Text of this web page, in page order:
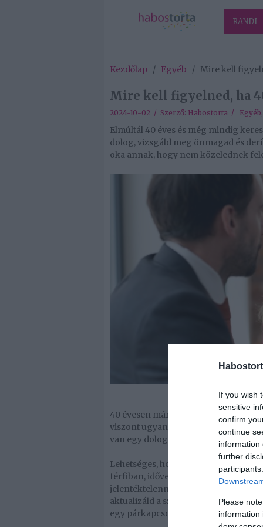
If you wish
sensitive
confirm
continue
information
further
Please
information
RANDI
Kezdőlap / Egyéb / Mire kell
Mire kell figyelned, ha
2024-10-02 / Szerző: Habostorta / Egyéb,
Elmúltál 40 éves és még mindig
dolog, vizsgáld meg önmagad és
oka annak, hogy nem közelednek
40 évesen már nehezebb párt
viszont ugyanúgy zajlik, mint a
van egy dolog, ami nem ugyanaz
Lehetséges, hogy az olyan
férfiban, idővel már nem lesznek
jelentéktelenné válnak. Fontos az,
aktualizáld a szükségleteidet és
egy párkapcsolattól vagy egy férfitől,